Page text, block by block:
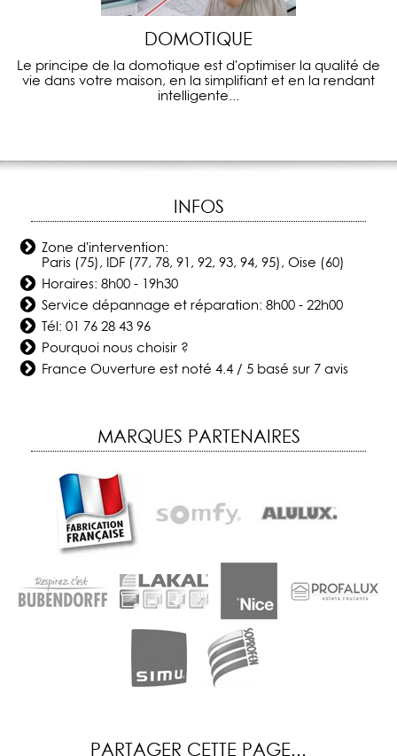
DOMOTIQUE
Le principe de la domotique est d'optimiser la qualité de
vie dans votre maison, en la simplifiant et en la rendant
intelligente...
INFOS
Zone d'intervention:
Paris (75), IDF (77, 78, 91, 92, 93, 94, 95), Oise (60)
Horaires: 8h00 - 19h30
Service dépannage et réparation: 8h00 - 22h00
Tél:01 76 28 43 96
Pourquoi nous choisir ?
France Ouverture est noté4.4 /5 basé sur 7avis
MARQUES PARTENAIRES
PARTAGER CETTE PAGE...